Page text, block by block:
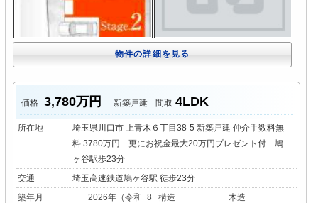
物件の詳細を見る
価格 3,780万円 新築戸建 間取 4LDK
所在地
埼玉県川口市 上青木６丁目38-5 新築戸建 仲介手数料無
料 3780万円 更にお祝金最大20万円プレゼント付 鳩
ヶ谷駅歩23分
交通
埼玉高速鉄道鳩ヶ谷駅 徒歩23分
築年月
2026年（令和_8
構造 木造